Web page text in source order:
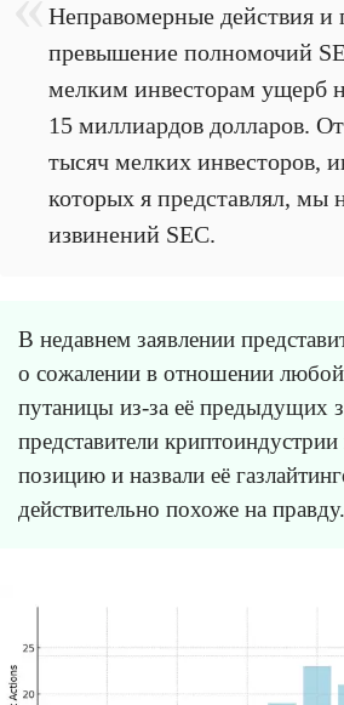
Неправомерные действия и
превышение полномочий
мелким инвесторам ущерб
15 миллиардов долларов.
тысяч мелких инвесторов,
которых я представлял, мы
извинений SEC.
В недавнем заявлении
о сожалении в отношении
путаницы из-за её предыдущих
представители
позицию и назвали её
действительно похоже на правду.